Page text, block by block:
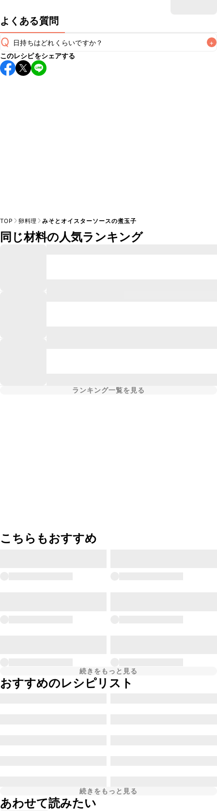
よくある質問
Q 日持ちはどれくらいですか？ +
保存期間は冷蔵で翌日中が目安です。なるべくお早めにお召
し上がりください。
このレシピをシェアする
TOP 卵料理 みそとオイスターソースの煮玉子
同じ材料の人気ランキング
ランキング一覧を見る
こちらもおすすめ
続きをもっと見る
おすすめのレシピリスト
続きをもっと見る
あわせて読みたい